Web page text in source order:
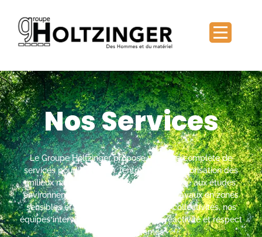
Nos Services
Le Groupe Holtzinger propose une offre complète de
services pour la gestion, l’entretien et la valorisation des
milieux naturels et aménagés. De l’élagage aux études
environnementales, en passant par les travaux en zones
sensibles et les interventions pour les collectivités, nos
équipes interviennent avec expertise, réactivité et respect
des écosystèmes.